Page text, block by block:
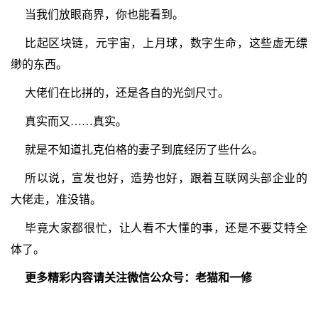
当我们放眼商界，你也能看到。
比起区块链，元宇宙，上月球，数字生命，这些虚无缥
缈的东西。
大佬们在比拼的，还是各自的光剑尺寸。
真实而又……真实。
就是不知道扎克伯格的妻子到底经历了些什么。
所以说，宣发也好，造势也好，跟着互联网头部企业的
大佬走，准没错。
毕竟大家都很忙，让人看不大懂的事，还是不要艾特全
体了。
更多精彩内容请关注微信公众号：老猫和一修